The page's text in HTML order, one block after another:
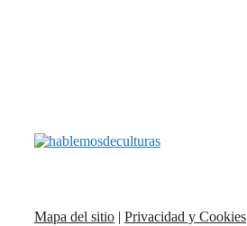
Mapa del sitio | Privacidad y Cookies